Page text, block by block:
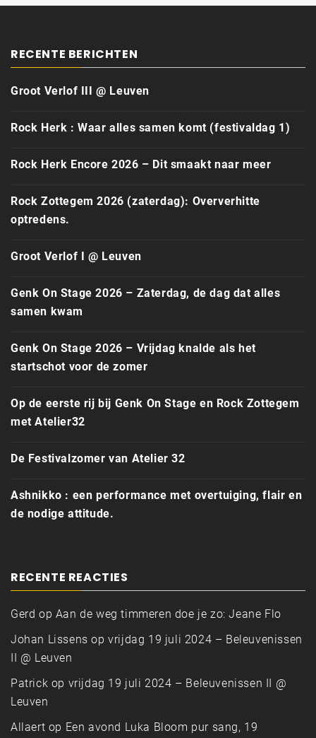
RECENTE BERICHTEN
Groot Verlof III @ Leuven
Rock Herk : Waar alles samen komt (festivaldag 1)
Rock Herk Encore 2026 – Dit smaakt naar meer
Rock Zottegem 2026 (zaterdag): Oververhitte
optredens.
Groot Verlof I @ Leuven
Genk On Stage 2026 – Zaterdag, de dag dat alles
samen kwam
Genk On Stage 2026 – Vrijdag knalde als het
startschot voor de zomer
Op de eerste rij bij Genk On Stage en Rock Zottegem
met Atelier32
De Festivalzomer van Atelier 32
Ashnikko : een performance met overtuiging, flair en
de nodige attitude.
RECENTE REACTIES
Gerd op Aan de weg timmeren doe je zo: Jeane Flo
Johan Lissens opvrijdag 19 juli 2024 – Beleuvenissen
II @ Leuven
Patrick op vrijdag 19 juli 2024 – Beleuvenissen II @
Leuven
Allaert op Een avond Luka Bloom pur sang, 19